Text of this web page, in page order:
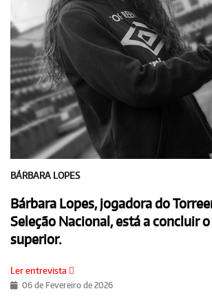
BÁRBARA LOPES
Bárbara Lopes, jogadora do
Seleção Nacional, está a concluir
superior.
Ler entrevista
06 de Fevereiro de 2026